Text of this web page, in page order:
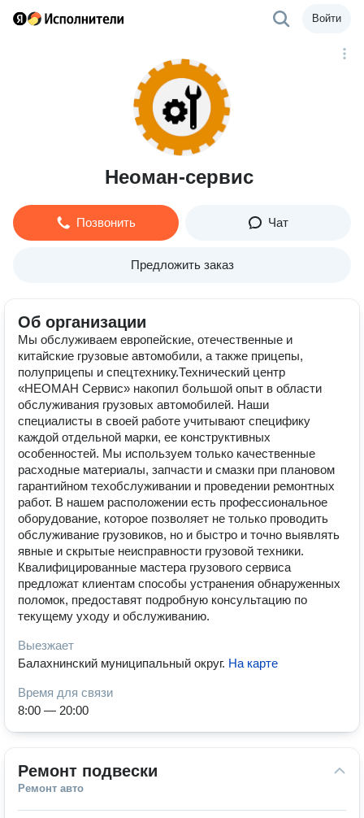
Войти
Неоман-сервис
Позвонить Чат
Предложить заказ
Об организации
Мы обслуживаем европейские, отечественные и
китайские грузовые автомобили, а также прицепы,
полуприцепы и спецтехнику. ​ Технический центр
«НЕОМАН Сервис» накопил большой опыт в области
обслуживания грузовых автомобилей. Наши
специалисты в своей работе учитывают специфику
каждой отдельной марки, ее конструктивных
особенностей. Мы используем только качественные
расходные материалы, запчасти и смазки при плановом
гарантийном техобслуживании и проведении ремонтных
работ. В нашем расположении есть профессиональное
оборудование, которое позволяет не только проводить
обслуживание грузовиков, но и быстро и точно выявлять
явные и скрытые неисправности грузовой техники.
Квалифицированные мастера грузового сервиса
предложат клиентам способы устранения обнаруженных
поломок, предоставят подробную консультацию по
текущему уходу и обслуживанию.
Выезжает
Балахнинский муниципальный округ. На карте
Время для связи
8:00 — 20:00
Ремонт подвески
Ремонт авто